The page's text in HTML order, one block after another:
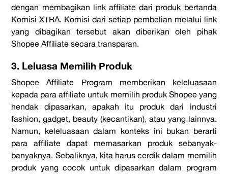
dengan membagikan link affiliatedari produk bertanda
Komisi XTRA. Komisi dari setiap pembelian melalui link
yang dibagikan tersebut akan diberikan oleh pihak
Shopee Affiliate secara transparan.
3. Leluasa Memilih Produk
Shopee Affiliate Program memberikan keleluasaan
kepada paraaffiliate untuk memilih produk Shopee yang
hendak dipasarkan, apakah itu produk dari industri
fashion,gadget, beauty(kecantikan), atau yang lainnya.
Namun, keleluasaan dalam konteks ini bukan berarti
paraaffiliatedapat memasarkan produk sebanyak-
banyaknya. Sebaliknya, kita harus cerdik dalam memilih
produk yang cocok untuk dipasarkan dalam program